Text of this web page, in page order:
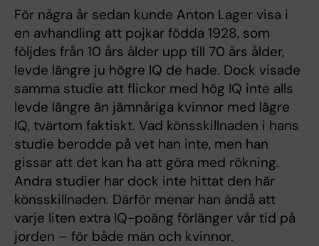
För några år sedan kunde Anton Lager visa i
en avhandling att pojkar födda 1928, som
följdes från 10 års ålder upp till 70 års ålder,
levde längre ju högre IQ de hade. Dock visade
samma studie att flickor med hög IQ inte alls
levde längre än jämnåriga kvinnor med lägre
IQ, tvärtom faktiskt. Vad könsskillnaden i hans
studie berodde på vet han inte, men han
gissar att det kan ha att göra med rökning.
Andra studier har dock inte hittat den här
könsskillnaden. Därför menar han ändå att
varje liten extra IQ-poäng förlänger vår tid på
jorden – för både män och kvinnor.